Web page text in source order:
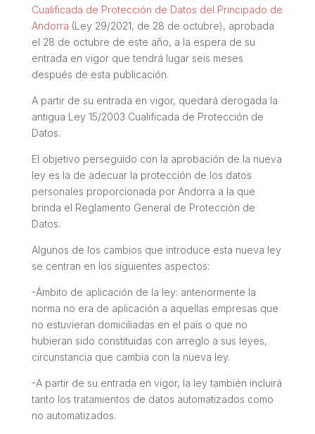
Cualificada de Protección de Datos del Principado de
Andorra (Ley 29/2021, de 28 de octubre), aprobada
el 28 de octubre de este año, a la espera de su
entrada en vigor que tendrá lugar seis meses
después de esta publicación.
A partir de su entrada en vigor, quedará derogada la
antigua Ley 15/2003 Cualificada de Protección de
Datos.
El objetivo perseguido con la aprobación de la nueva
ley es la de adecuar la protección de los datos
personales proporcionada por Andorra a la que
brinda el Reglamento General de Protección de
Datos.
Algunos de los cambios que introduce esta nueva ley
se centran en los siguientes aspectos:
-Ámbito de aplicación de la ley: anteriormente la
norma no era de aplicación a aquellas empresas que
no estuvieran domiciliadas en el país o que no
hubieran sido constituidas con arreglo a sus leyes,
circunstancia que cambia con la nueva ley.
-A partir de su entrada en vigor, la ley también incluirá
tanto los tratamientos de datos automatizados como
no automatizados.